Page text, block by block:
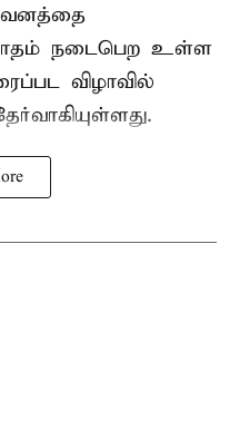
நடைபெற உள்ள
விழாவில்